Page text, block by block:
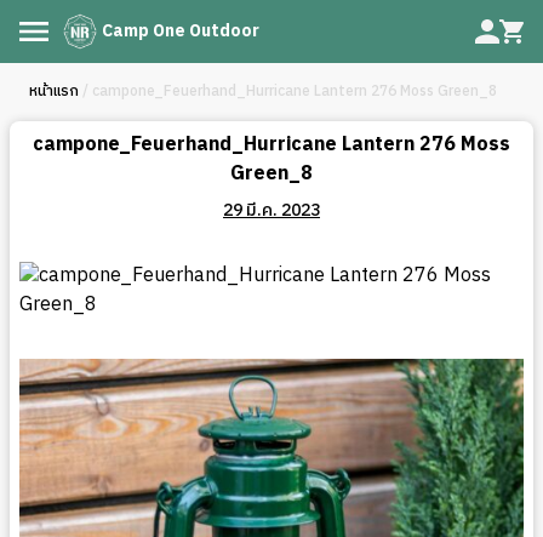
Camp One Outdoor
หน้าแรก / campone_Feuerhand_Hurricane Lantern 276 Moss Green_8
campone_Feuerhand_Hurricane Lantern 276 Moss
Green_8
29 มี.ค. 2023